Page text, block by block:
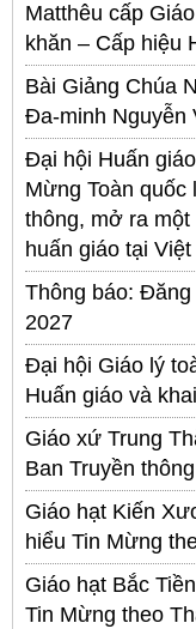
Matthêu cấp
khăn – Cấp hiệu
Bài Giảng Chúa
Đa-minh Nguyễn
Đại hội Huấn
Mừng Toàn quốc
thông, mở ra
huấn giáo tại Việt
Thông báo:
2027
Đại hội Giáo lý
Huấn giáo và
Giáo xứ Trung
Ban Truyền
Giáo hạt Kiến
hiểu Tin Mừng
Giáo hạt Bắc
Tin Mừng theo